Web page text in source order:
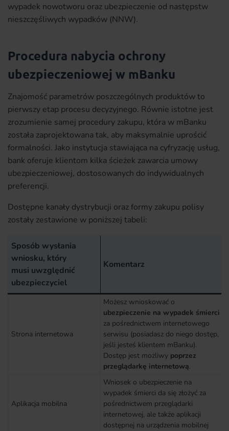
wypadek nowotworu oraz ubezpieczenie od następstw
nieszczęśliwych wypadków (NNW).
Procedura nabycia ochrony
ubezpieczeniowej w mBanku
Znajomość parametrów poszczególnych produktów to
pierwszy etap procesu decyzyjnego. Równie istotne jest
zrozumienie samej procedury zakupu, która w mBanku
została zaprojektowana tak, aby maksymalnie uprościć
formalności. Jako instytucja stawiająca na cyfryzację usług,
bank oferuje klientom kilka ścieżek zawarcia umowy
ubezpieczeniowej, dostosowanych do indywidualnych
preferencji.
Dostępne kanały dystrybucji oraz formy zakupu polisy
zostały zestawione w poniższej tabeli:
Sposób wysłania
wniosku, który
musi uwzględnić
ubezpieczyciel
Komentarz
Strona internetowa
Możesz wnioskować o
ubezpieczenie na wypadek śmierci
za pośrednictwem internetowego
serwisu (posiadasz do niego dostęp,
jeśli jesteś klientem mBanku).
Dostęp jest możliwy poprzez
przeglądarkę internetową.
Aplikacja mobilna
Wniosek o ubezpieczenie na
wypadek śmierci da się złożyć za
pośrednictwem przeglądarki
internetowej, ale także aplikacji
dostępnej na urządzenia mobilnej